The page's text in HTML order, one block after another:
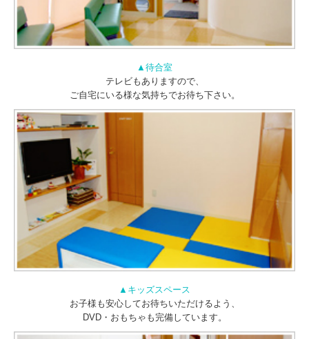
▲待合室
テレビもありますので、
ご自宅にいる様な気持ちでお待ち下さい。
▲キッズスペース
お子様も安心してお待ちいただけるよう、
DVD・おもちゃも完備しています。